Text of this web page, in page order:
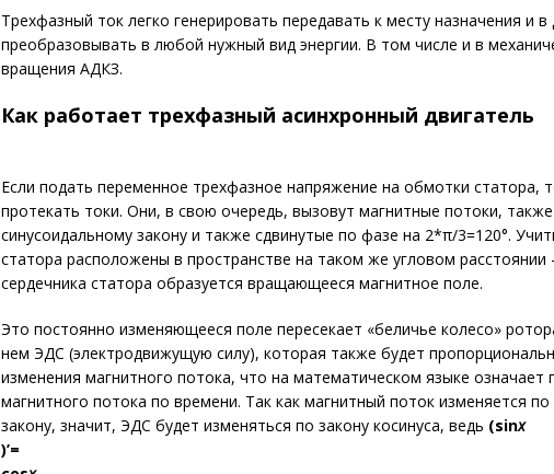
Трехфазный ток легко генерировать передавать к месту назначения и
преобразовывать в любой нужный вид энергии. В том числе и в
вращения АДКЗ.
Как работает трехфазный асинхронный двигатель
Если подать переменное трехфазное напряжение на обмотки статора,
протекать токи. Они, в свою очередь, вызовут магнитные потоки,
синусоидальному закону и также сдвинутые по фазе на 2*π/3=120°.
статора расположены в пространстве на таком же угловом расстоянии
сердечника статора образуется вращающееся магнитное поле.
Это постоянно изменяющееся поле пересекает «беличье колесо»
нем ЭДС (электродвижущую силу), которая также будет
изменения магнитного потока, что на математическом языке означает
магнитного потока по времени. Так как магнитный поток изменяется
закону, значит, ЭДС будет изменяться по закону косинуса, ведь (sinx
)’=